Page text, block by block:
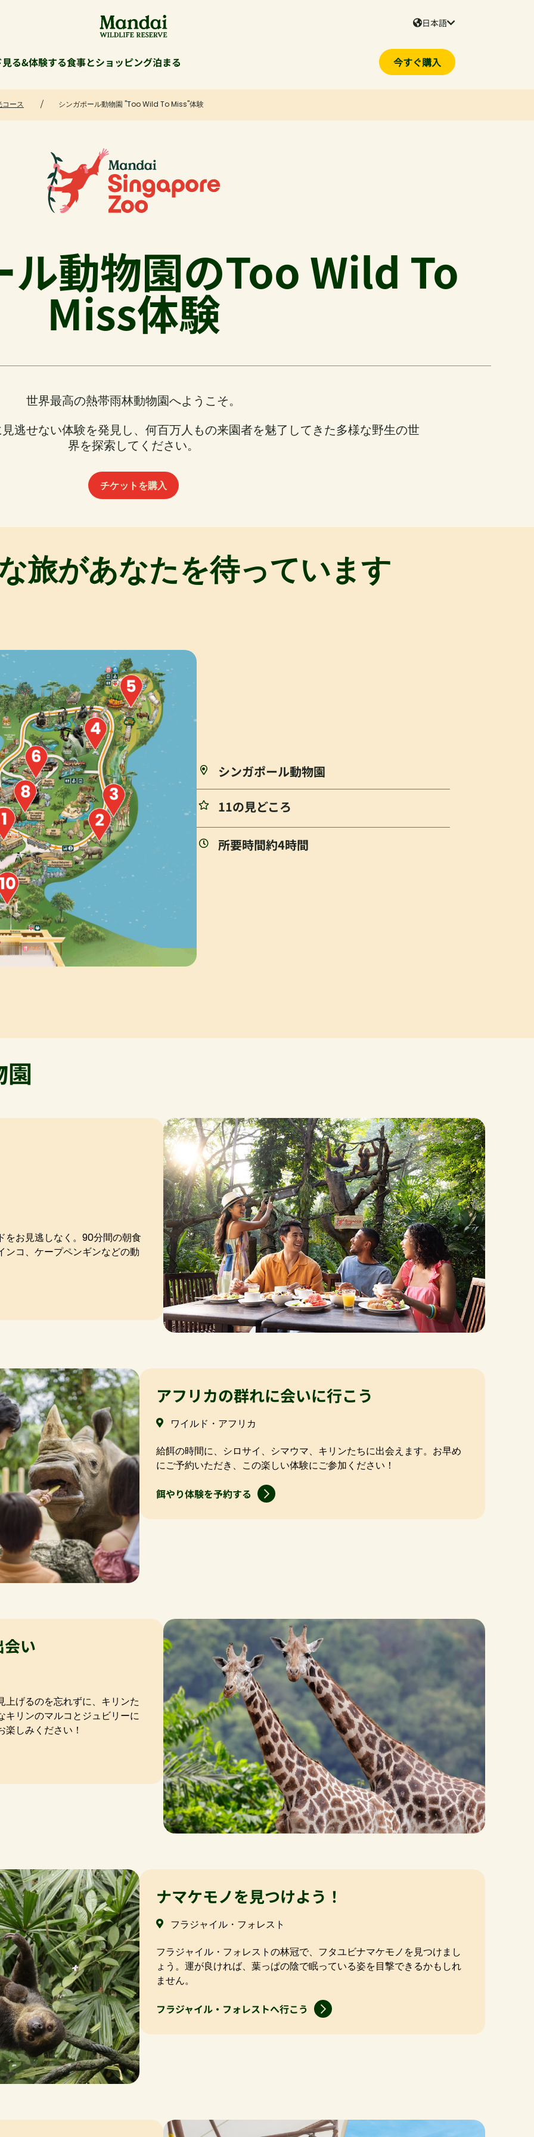
日本語
見る&体験する食事とショッピング泊まる 今すぐ購入
コース シンガポール動物園 "Too Wild To Miss"体験
ル動物園のToo Wild To
Miss体験
世界最高の熱帯雨林動物園へようこそ。
逃せない体験を発見し、何百万人もの来園者を魅了してきた多様な野生の世
界を探索してください。
チケットを購入
旅があなたを待っています
シンガポール動物園
11の見どころ
所要時間約4時間
園
をお見逃しなく。90分間の朝食
ンコ、ケープペンギンなどの動
アフリカの群れに会いに行こう
ワイルド・アフリカ
給餌の時間に、シロサイ、シマウマ、キリンたちに出会えます。お早め
にご予約いただき、この楽しい体験にご参加ください！
餌やり体験を予約する
い
上げるのを忘れずに、キリンた
キリンのマルコとジュビリーに
しみください！
ナマケモノを見つけよう！
フラジャイル・フォレスト
フラジャイル・フォレストの林冠で、フタユビナマケモノを見つけまし
ょう。運が良ければ、葉っぱの陰で眠っている姿を目撃できるかもしれ
ません。
フラジャイル・フォレストへ行こう